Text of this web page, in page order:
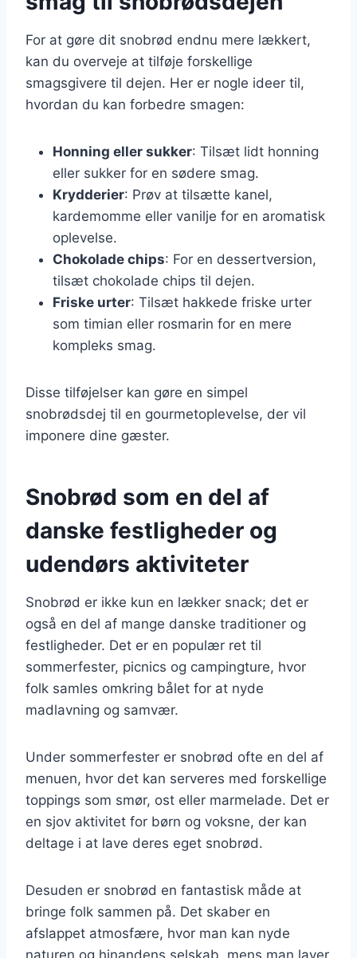
For at gøre dit snobrød endnu mere lækkert,
kan du overveje at tilføje forskellige
smagsgivere til dejen. Her er nogle ideer til,
hvordan du kan forbedre smagen:
Honning eller sukker: Tilsæt lidt honning
eller sukker for en sødere smag.
Krydderier: Prøv at tilsætte kanel,
kardemomme eller vanilje for en aromatisk
oplevelse.
Chokolade chips: For en dessertversion,
tilsæt chokolade chips til dejen.
Friske urter: Tilsæt hakkede friske urter
som timian eller rosmarin for en mere
kompleks smag.
Disse tilføjelser kan gøre en simpel
snobrødsdej til en gourmetoplevelse, der vil
imponere dine gæster.
Snobrød som en del af
danske festligheder og
udendørs aktiviteter
Snobrød er ikke kun en lækker snack; det er
også en del af mange danske traditioner og
festligheder. Det er en populær ret til
sommerfester, picnics og campingture, hvor
folk samles omkring bålet for at nyde
madlavning og samvær.
Under sommerfester er snobrød ofte en del af
menuen, hvor det kan serveres med forskellige
toppings som smør, ost eller marmelade. Det er
en sjov aktivitet for børn og voksne, der kan
deltage i at lave deres eget snobrød.
Desuden er snobrød en fantastisk måde at
bringe folk sammen på. Det skaber en
afslappet atmosfære, hvor man kan nyde
naturen og hinandens selskab, mens man laver